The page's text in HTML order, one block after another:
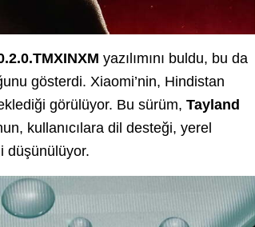
yazılımını buldu, bu da
gösterdi. Xiaomi’nin, Hindistan
görülüyor. Bu sürüm, Tayland
kullanıcılara dil desteği, yerel
düşünülüyor.